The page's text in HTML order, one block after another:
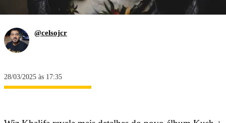
@celsojcr
28/03/2025 às 17:35